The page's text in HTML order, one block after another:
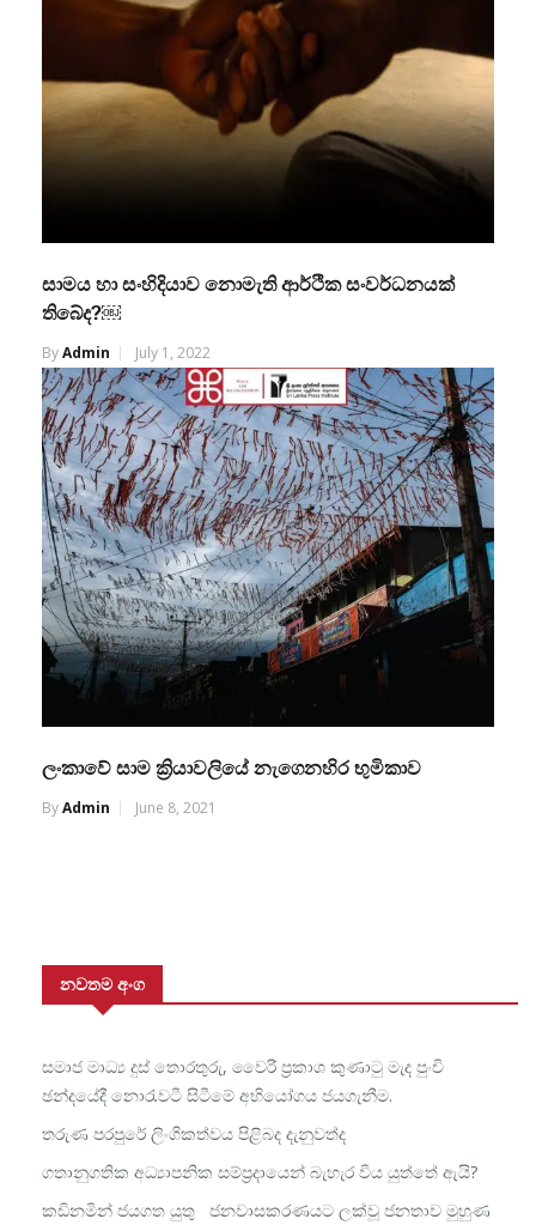
සාමය හා සංහිදියාව නොමැති ආර්ථික සංවර්ධනයක්
තිබේද?￼
ByAdmin July 1, 2022
ලංකාවේ සාම ක්‍රියාවලියේ නැගෙනහිර භුමිකාව
ByAdmin June 8, 2021
නවතම අංග
සමාජ මාධ්‍ය දුස් තොරතුරු, වෛරී ප්‍රකාශ කුණාටු මැද පුංචි
ඡන්දයේදී නොරැවටී සිටීමේ අභියෝගය ජයගැනීම.
තරුණ පරපුරේ ලිංගිකත්වය පිළිබද දැනුවත්ද
ගතානුගතික අධ්‍යාපනික සම්ප්‍රදායෙන් බැහැර විය යුත්තේ ඇයි?
කඩිනමින් ජයගත යුතු ජනවාසකරණයට ලක්වූ ජනතාව මුහුණ